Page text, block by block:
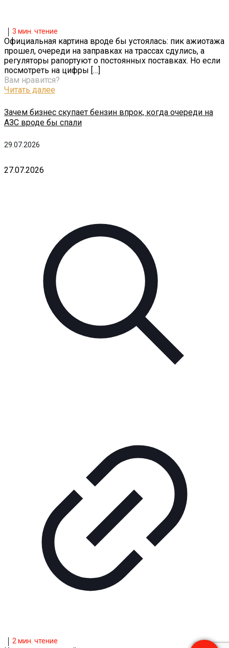
29.07.2026
Зачем бизнес скупает бензин впрок, когда очереди на
АЗС вроде бы спали
3 мин. чтение
Официальная картина вроде бы устоялась: пик ажиотажа
прошел, очереди на заправках на трассах сдулись, а
регуляторы рапортуют о постоянных поставках. Но если
посмотреть на цифры […]
Вам нравится?
Читать далее
27.07.2026
2 мин. чтение